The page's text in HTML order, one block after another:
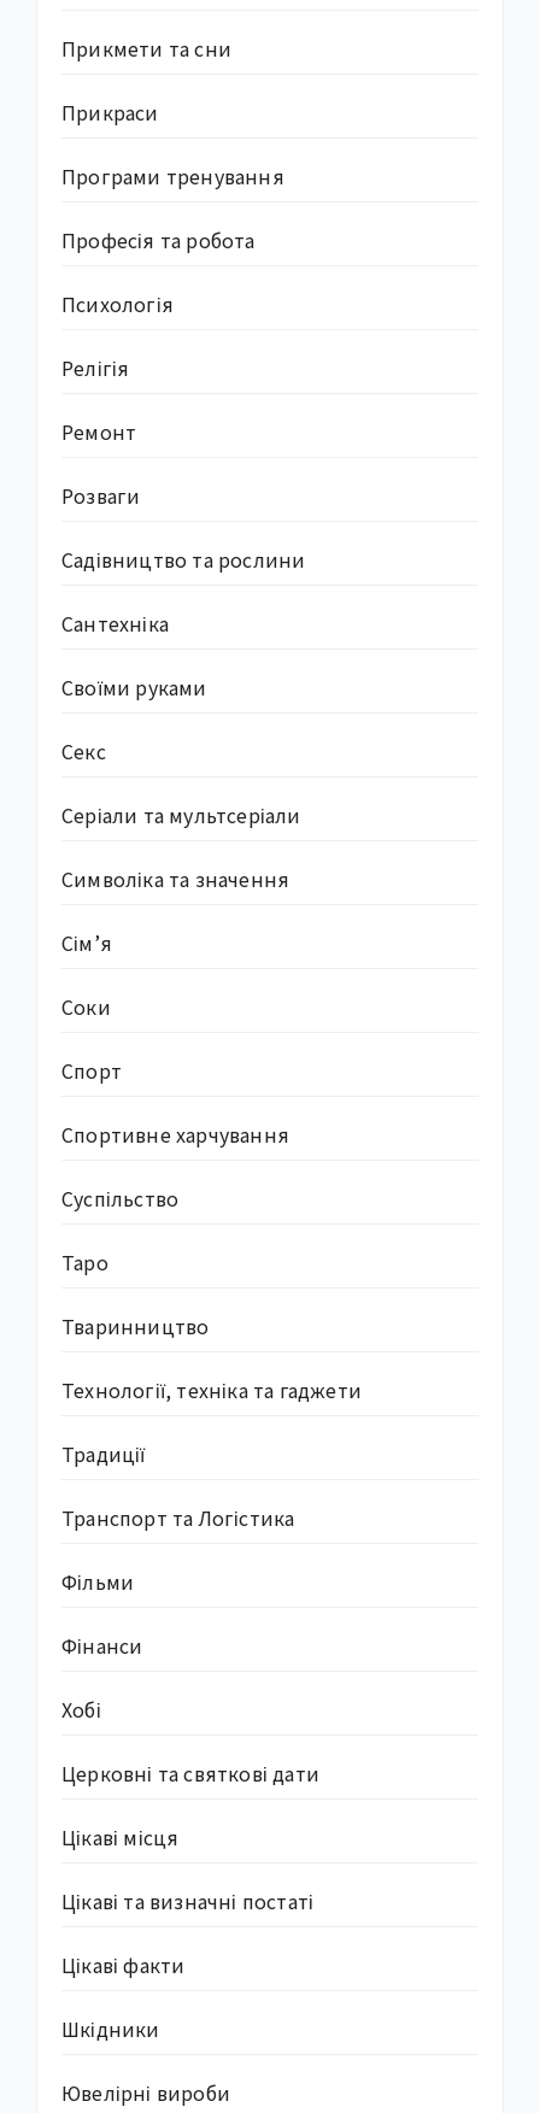
Прикмети та сни
Прикраси
Програми тренування
Професія та робота
Психологія
Релігія
Ремонт
Розваги
Садівництво та рослини
Сантехніка
Своїми руками
Секс
Серіали та мультсеріали
Символіка та значення
Сім’я
Соки
Спорт
Спортивне харчування
Суcпільство
Таро
Тваринництво
Технології, техніка та гаджети
Традиції
Транспорт та Логістика
Фільми
Фінанси
Хобі
Церковні та святкові дати
Цікаві місця
Цікаві та визначні постаті
Цікаві факти
Шкідники
Ювелірні вироби